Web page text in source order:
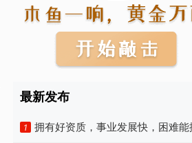
最新发布
1
拥有好资质，事业发展快，困难能